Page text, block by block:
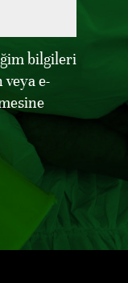
bilgileri
e-